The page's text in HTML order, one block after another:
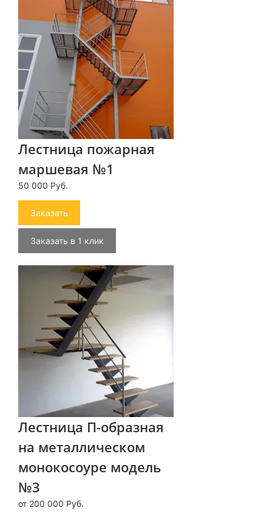
Лестница пожарная
маршевая №1
50 000 Руб.
Заказать
Заказать в 1 клик
Лестница П-образная
на металлическом
монокосоуре модель
№3
от 200 000 Руб.